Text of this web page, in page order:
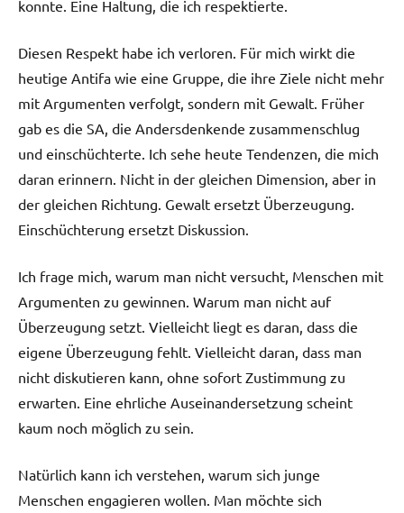
konnte. Eine Haltung, die ich respektierte.
Diesen Respekt habe ich verloren. Für mich wirkt die
heutige Antifa wie eine Gruppe, die ihre Ziele nicht mehr
mit Argumenten verfolgt, sondern mit Gewalt. Früher
gab es die SA, die Andersdenkende zusammenschlug
und einschüchterte. Ich sehe heute Tendenzen, die mich
daran erinnern. Nicht in der gleichen Dimension, aber in
der gleichen Richtung. Gewalt ersetzt Überzeugung.
Einschüchterung ersetzt Diskussion.
Ich frage mich, warum man nicht versucht, Menschen mit
Argumenten zu gewinnen. Warum man nicht auf
Überzeugung setzt. Vielleicht liegt es daran, dass die
eigene Überzeugung fehlt. Vielleicht daran, dass man
nicht diskutieren kann, ohne sofort Zustimmung zu
erwarten. Eine ehrliche Auseinandersetzung scheint
kaum noch möglich zu sein.
Natürlich kann ich verstehen, warum sich junge
Menschen engagieren wollen. Man möchte sich